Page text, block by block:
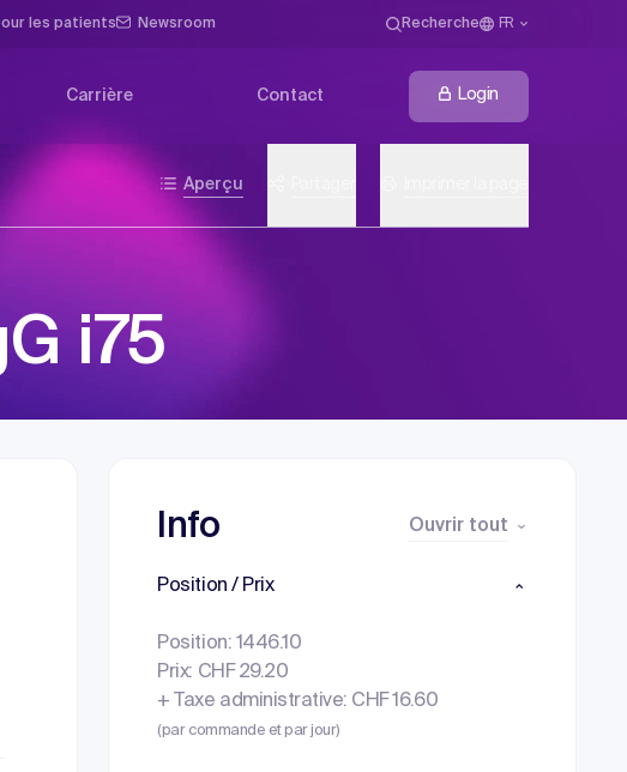
les patients Newsroom Recherche FR
Carrière Contact Login
Aperçu
i75
Info Ouvrir tout
Position / Prix
Position: 1446.10
Prix: CHF 29.20
+ Taxe administrative: CHF 16.60
(par commande et par jour)